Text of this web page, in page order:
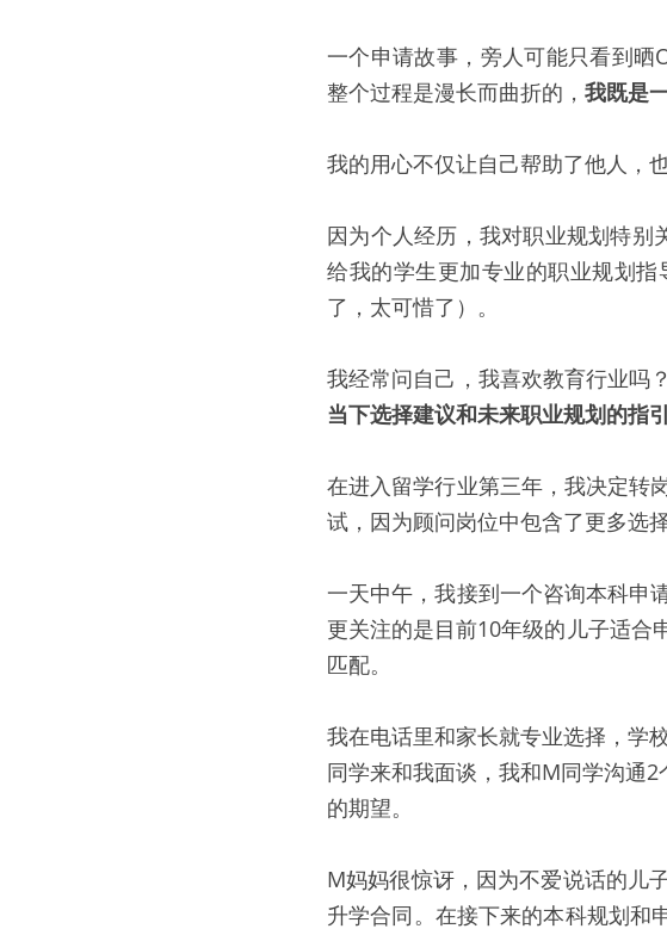
一个申请故事，旁人可能只看到
整个过程是漫长而曲折的， 我既是
我的用心不仅让自己帮助了他人，
因为个人经历，我对职业规划特别
给我的学生更加专业的职业规划
了，太可惜了）。
我经常问自己，我喜欢教育行业吗
当下选择建议和未来职业规划的指引
在进入留学行业第三年，我决定转
试，因为顾问岗位中包含了更多选
一天中午，我接到一个咨询本科申
更关注的是目前10年级的儿子适合
匹配。
我在电话里和家长就专业选择，学
同学来和我面谈，我和M同学沟通
的期望。
M妈妈很惊讶，因为不爱说话的儿
升学合同。在接下来的本科规划和